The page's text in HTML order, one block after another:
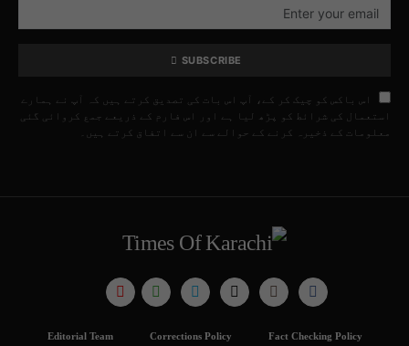
SUBSCRIBE
اس باکس کو چیک کر کے، آپ اس بات کی تصدیق کرتے ہیں کہ آپ نے ہمارے
استعمال کی شرائط کو پڑھ لیا ہے اور اس فارم کے ذریعے جمع کروائی گئی
معلومات کے ذخیرہ کرنے کے حوالے سے ان سے اتفاق کرتے ہیں۔
Fact Checking Policy
Corrections Policy
Editorial Team